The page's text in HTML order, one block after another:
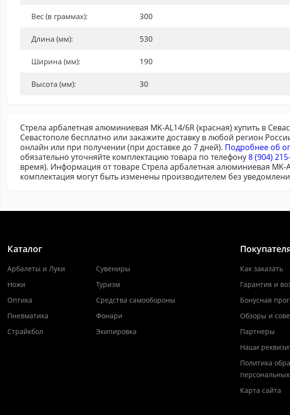
Вес (в граммах): 300
Длина (мм): 530
Ширина (мм): 190
Высота (мм): 30
Стрела арбалетная алюминиевая MK-AL14/6R (красная) купить в
Севастополе бесплатно или закажите доставку в любой регион
онлайн или при получении (при доставке до 7 дней). Подробнее об
обязательно уточняйте комплектацию товара по телефону8 (904)
время). Информация от товаре Стрела арбалетная алюминиевая MK-
комплектация могут быть изменены производителем без
Каталог
Арбалеты и Луки
Ножи
Оптика
Пневматика
Страйкбол
Сувениры
Туризм
Средства самообороны
Фонари
Экипировка
Как заказать
Гарантия и
Бонусная
Обзоры и
Партнеры
Наши
Политика
Карта сайта